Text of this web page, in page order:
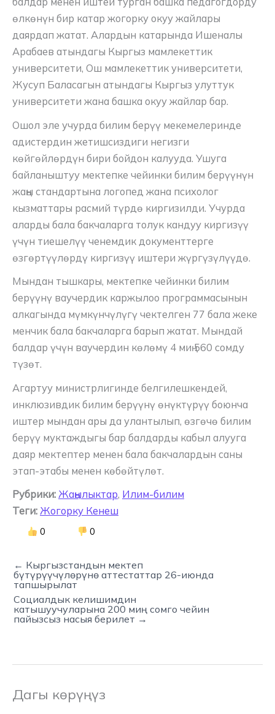
өлкөнүн бир катар жогорку окуу жайлары
даярдап жатат. Алардын катарында Ишеналы
Арабаев атындагы Кыргыз мамлекеттик
университети, Ош мамлекеттик университети,
Жусуп Баласагын атындагы Кыргыз улуттук
университети жана башка окуу жайлар бар.
Ошол эле учурда билим берүү мекемелеринде
адистердин жетишсиздиги негизги
көйгөйлөрдүн бири бойдон калууда. Ушуга
байланыштуу мектепке чейинки билим берүүнүн
жаңы стандартына логопед жана психолог
кызматтары расмий түрдө киргизилди. Учурда
аларды бала бакчаларга толук кандуу киргизүү
үчүн тиешелүү ченемдик документтерге
өзгөртүүлөрдү киргизүү иштери жүргүзүлүүдө.
Мындан тышкары, мектепке чейинки билим
берүүнү ваучердик каржылоо программасынын
алкагында мүмкүнчүлүгү чектелген 77 бала жеке
менчик бала бакчаларга барып жатат. Мындай
балдар үчүн ваучердин көлөмү 4 миң 560 сомду
түзөт.
Агартуу министрлигинде белгилешкендей,
инклюзивдик билим берүүнү өнүктүрүү боюнча
иштер мындан ары да улантылып, өзгөчө билим
берүү муктаждыгы бар балдарды кабыл алууга
даяр мектептер менен бала бакчалардын саны
этап-этабы менен көбөйтүлөт.
Рубрики: Жаңылыктар, Илим-билим
Теги: Жогорку Кенеш
0 0
← Кыргызстандын мектеп
бүтүрүүчүлөрүнө аттестаттар 26-июнда
тапшырылат
Социалдык келишимдин
катышуучуларына 200 миң сомго чейин
пайызсыз насыя берилет →
Дагы көрүңүз